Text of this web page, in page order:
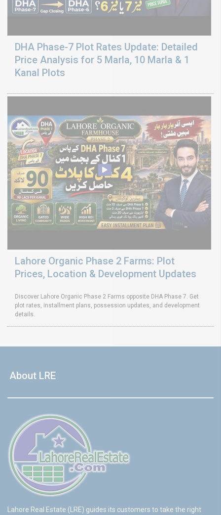
DHA Phase-7 Plot Rates Update: Detailed
Price Analysis for 5 Marla, 10 Marla & 1
Kanal Plots
Lahore Organic Phase 2 Farms: Plot
Prices, Location & Development Updates
Discover Lahore Organic Phase 2 Farms opposite DHA Phase 7. Get
plot rates, installment plans, possession updates, and development
details.
About LRE
Lahore Real Estate (LRE) guides its customers to take the right